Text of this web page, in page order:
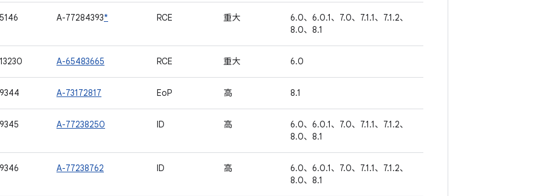
A-77284393* RCE 重大
6.0、6.0.1、7.0、7.1.1、7.1.2、
8.0、8.1
A-65483665 RCE 重大 6.0
A-73172817 EoP 高 8.1
A-77238250 ID 高
6.0、6.0.1、7.0、7.1.1、7.1.2、
8.0、8.1
A-77238762 ID 高
6.0、6.0.1、7.0、7.1.1、7.1.2、
8.0、8.1